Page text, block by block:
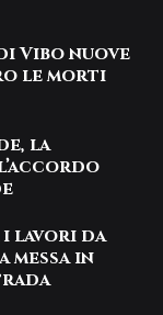
Vibo nuove
le morti
la
i lavori da
messa in